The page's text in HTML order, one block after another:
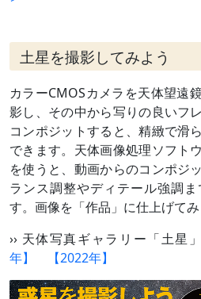
土星を撮影してみよう
カラーCMOSカメラを天体望遠
影し、その中から写りの良いフ
コンポジットすると、精緻で滑
できます。天体画像処理ソフト
を使うと、動画からのコンポジ
ランス調整やディテール強調
す。画像を「作品」に仕上げてみ
›› 天体写真ギャラリー「土星
年】
【2022年】